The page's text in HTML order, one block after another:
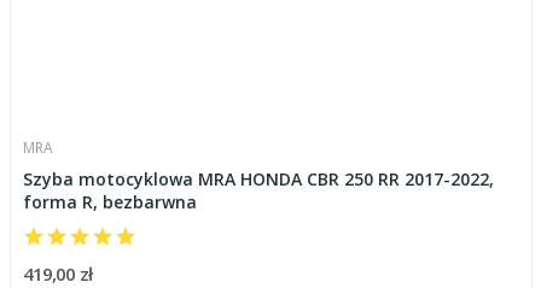
MRA
Szyba motocyklowa MRA HONDA CBR 250 RR 2017-2022,
forma R, bezbarwna
419,00 zł